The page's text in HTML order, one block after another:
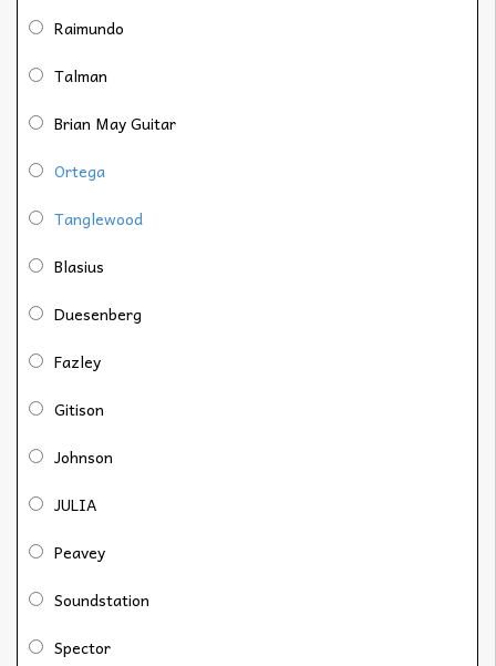
Raimundo
Talman
Brian May Guitar
Ortega
Tanglewood
Blasius
Duesenberg
Fazley
Gitison
Johnson
JULIA
Peavey
Soundstation
Spector